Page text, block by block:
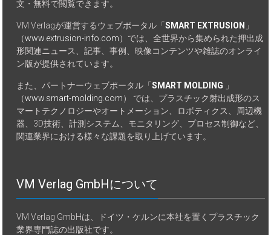
文・無料で閲覧できます。
VM Verlagが運営するウェブポータル「SMART EXTRUSION 」
（www.extrusion-info.com）では、全世界から集められた押出成
形関連ニュース、記事、事例、映像コンテンツや雑誌のオンライ
ン版が提供されています。
また、パートナーウェブポータル「SMART MOLDING 」
（www.smart-molding.com） では、プラスチック射出成形のス
マートテクノロジーやオートメーション、ロボティクス、周辺機
器、3D技術、計測システム、モニタリング、プロセス制御など、
関連業界における様々な課題を取り上げています。
VM Verlag GmbHについて
VM Verlag GmbHは、ドイツ・ケルンに本社を置くプラスチック
業界専門誌の出版社です。